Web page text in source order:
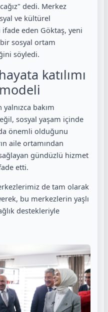
dedi. Merkez
ve kültürel
eden Göktaş, yeni
sosyal ortam
söyledi.
katılımı
bakım
sosyal yaşam içinde
önemli olduğunu
aile ortamından
gündüzlü hizmet
etti.
de tam olarak
bu merkezlerin yaşlı
destekleriyle